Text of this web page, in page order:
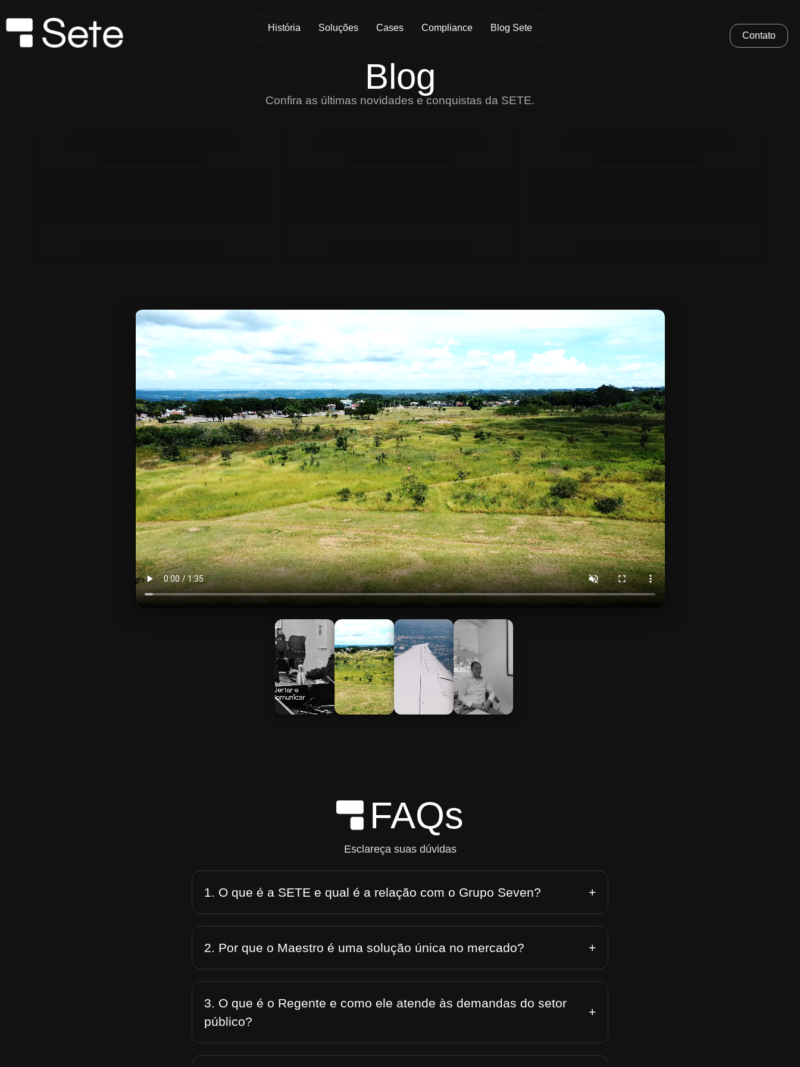
Skip to Main Content
História Soluções Cases Compliance Blog Sete
Contato
Blog
Confira as últimas novidades e conquistas da SETE.
FAQs
Esclareça suas dúvidas
1. O que é a SETE e qual é a relação com o Grupo Seven? +
2. Por que o Maestro é uma solução única no mercado? +
3. O que é o Regente e como ele atende às demandas do setor
público?
+